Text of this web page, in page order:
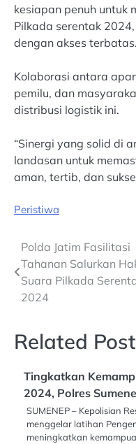
kesiapan penuh untuk
Pilkada serentak
dengan akses terbatas.
Kolaborasi antara
pemilu, dan
distribusi logistik ini.
“Sinergi yang solid di
landasan untuk
aman, tertib, dan
Peristiwa
Post
navigation
Polda Jatim Fasilitasi
Tahanan Salurkan
Suara Pilkada
2024
Related
Tingkatkan
2024, Polres
SUMENEP – Kepolisian
menggelar latihan
meningkatkan